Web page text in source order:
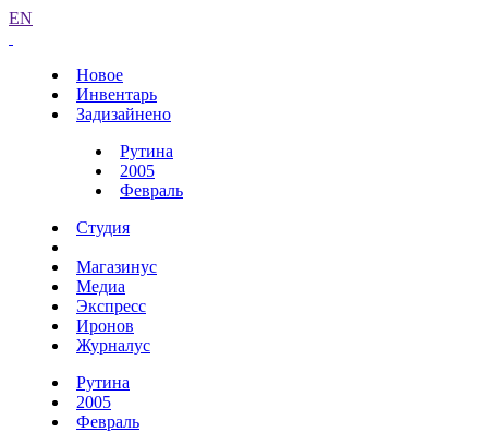
EN
Новое
Инвентарь
Задизайнено
Рутина
2005
Февраль
Студия
Магазинус
Медиа
Экспресс
Иронов
Журналус
Рутина
2005
Февраль